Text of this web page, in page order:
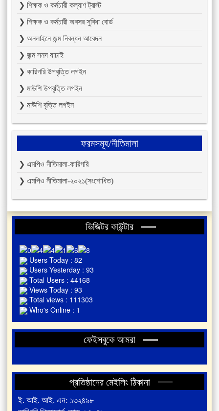
❯ শিক্ষক ও কর্মচারী কল্যাণ ট্রাস্ট
❯ শিক্ষক ও কর্মচারী অবসর সুবিধা বোর্ড
❯ অনলাইনে জন্ম নিবন্ধন আবেদন
❯ জন্ম সনদ যাচাই
❯ কারিগরি উপবৃত্তি লগইন
❯ মাউশি উপবৃত্তি লগইন
❯ মাউশি বৃত্তি লগইন
ফরমসমূহ/নীতিমালা
❯ এমপিও নীতিমালা-কারিগরি
❯ এমপিও নীতিমালা-২০২১(সংশোধিত)
ভিজিটর কাউন্টার
Users Today : 82
Users Yesterday : 93
Total Users : 44168
Views Today : 93
Total views : 111303
Who's Online : 1
ফেইসবুকে আমরা
প্রতিষ্ঠানের মেইলিং ঠিকানা
ই. আই. আই. এন: ১৩২৪৯৮